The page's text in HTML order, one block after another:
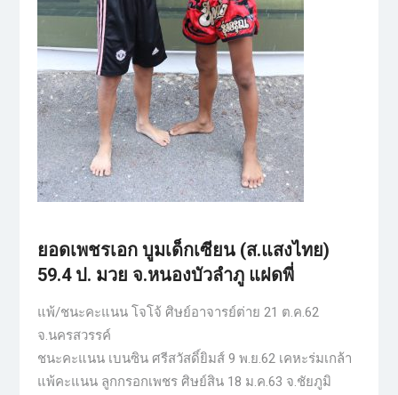
ยอดเพชรเอก บูมเด็กเซียน (ส.แสงไทย)
59.4 ป. มวย จ.หนองบัวลำภู แฝดพี่
แพ้/ชนะคะแนน โจโจ้ ศิษย์อาจารย์ต่าย 21 ต.ค.62
จ.นครสวรรค์
ชนะคะแนน เบนซิน ศรีสวัสดิ์ยิมส์ 9 พ.ย.62 เคหะร่มเกล้า
แพ้คะแนน ลูกกรอกเพชร ศิษย์สิน 18 ม.ค.63 จ.ชัยภูมิ